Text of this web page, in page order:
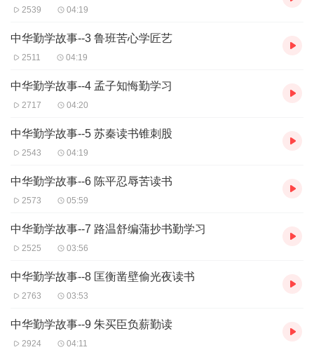
2539 04:19
中华勤学故事--3 鲁班苦心学匠艺
2511 04:19
中华勤学故事--4 孟子知悔勤学习
2717 04:20
中华勤学故事--5 苏秦读书锥刺股
2543 04:19
中华勤学故事--6 陈平忍辱苦读书
2573 05:59
中华勤学故事--7 路温舒编蒲抄书勤学习
2525 03:56
中华勤学故事--8 匡衡凿壁偷光夜读书
2763 03:53
中华勤学故事--9 朱买臣负薪勤读
2924 04:11